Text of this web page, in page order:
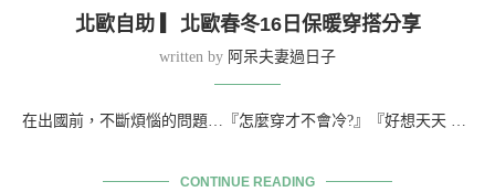
北歐自助 ▎北歐春冬16日保暖穿搭分享
written by 阿呆夫妻過日子
在出國前，不斷煩惱的問題…『怎麼穿才不會冷?』『好想天天 …
CONTINUE READING